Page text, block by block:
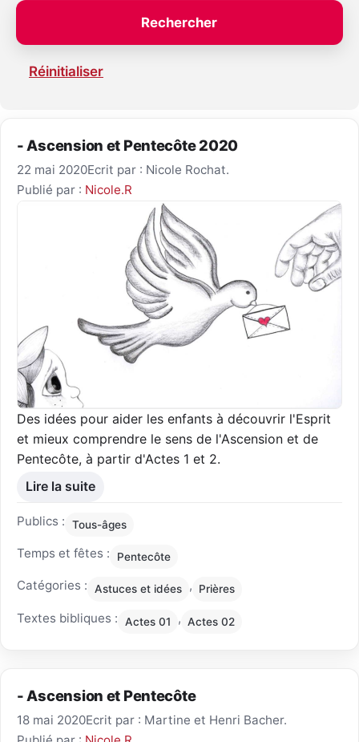
Réinitialiser
- Ascension et Pentecôte 2020
22 mai 2020Ecrit par : Nicole Rochat.
Publié par : Nicole.R
Des idées pour aider les enfants à découvrir l'Esprit
et mieux comprendre le sens de l'Ascension et de
Pentecôte, à partir d'Actes 1 et 2.
Lire la suite
Publics : Tous-âges
Temps et fêtes : Pentecôte
Catégories : Astuces et idées , Prières
Textes bibliques : Actes 01 , Actes 02
- Ascension et Pentecôte
18 mai 2020Ecrit par : Martine et Henri Bacher.